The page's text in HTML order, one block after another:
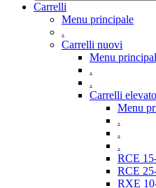
Carrelli
Menu principale
.
Carrelli nuovi
Menu
.
.
Carrelli
Menu
.
.
.
RCE
RCE
RXE